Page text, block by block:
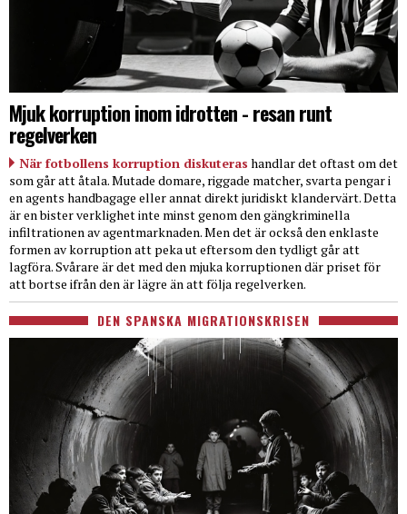
Mjuk korruption inom idrotten - resan runt
regelverken
När fotbollens korruption diskuteras handlar det oftast om det
som går att åtala. Mutade domare, riggade matcher, svarta pengar i
en agents handbagage eller annat direkt juridiskt klandervärt. Detta
är en bister verklighet inte minst genom den gängkriminella
infiltrationen av agentmarknaden. Men det är också den enklaste
formen av korruption att peka ut eftersom den tydligt går att
lagföra. Svårare är det med den mjuka korruptionen där priset för
att bortse ifrån den är lägre än att följa regelverken.
DEN SPANSKA MIGRATIONSKRISEN